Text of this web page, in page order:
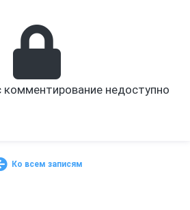
комментирование недоступно
Ко всем записям